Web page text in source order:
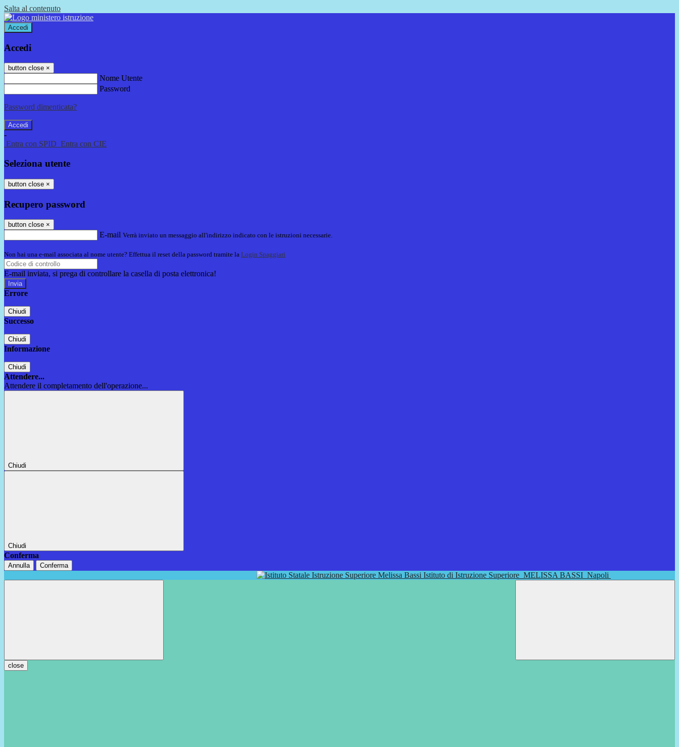
Salta al contenuto
Accedi
Accedi
button close ×
Nome Utente
Password
Password dimenticata?
-
Entra con SPID Entra con CIE
Seleziona utente
button close ×
Recupero password
button close ×
E-mail Verrà inviato un messaggio all'indirizzo indicato con le istruzioni necessarie.
Non hai una e-mail associata al nome utente? Effettua il reset della password tramite la Login Spaggiari
E-mail inviata, si prega di controllare la casella di posta elettronica!
Errore
Chiudi
Successo
Chiudi
Informazione
Chiudi
Attendere...
Attendere il completamento dell'operazione...
Chiudi
Chiudi
Conferma
Annulla Conferma
Istituto di Istruzione Superiore MELISSA BASSI Napoli
close